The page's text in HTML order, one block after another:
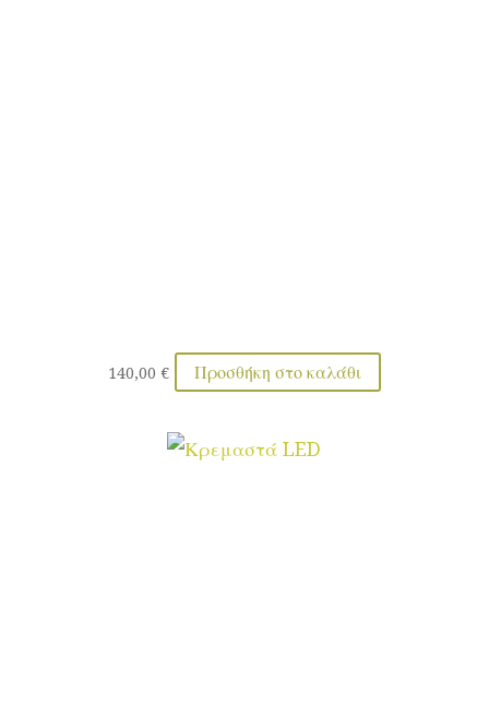
140,00 € Προσθήκη στο καλάθι